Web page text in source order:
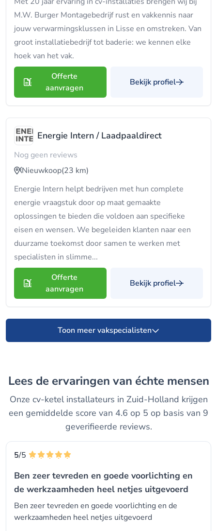
M.W. Burger Montagebedrijf rust en vakkennis naar
jouw verwarmingsklussen in Lisse en omstreken. Van
groot installatiebedrijf tot baderie: we kennen elke
hoek van het vak.
Offerte
aanvragen
Bekijk profiel
Energie Intern / Laadpaaldirect
Nog geen reviews
Nieuwkoop(23 km)
Energie Intern helpt bedrijven met hun complete
energie vraagstuk door op maat gemaakte
oplossingen te bieden die voldoen aan specifieke
eisen en wensen. We begeleiden klanten naar een
duurzame toekomst door samen te werken met
specialisten in slimme...
Offerte
aanvragen
Bekijk profiel
Toon meer vakspecialisten
Lees de ervaringen van échte mensen
Onze cv-ketel installateurs in Zuid-Holland krijgen
een gemiddelde score van 4.6 op 5 op basis van 9
geverifieerde reviews.
5/5
Ben zeer tevreden en goede voorlichting en
de werkzaamheden heel netjes uitgevoerd
Ben zeer tevreden en goede voorlichting en de
werkzaamheden heel netjes uitgevoerd